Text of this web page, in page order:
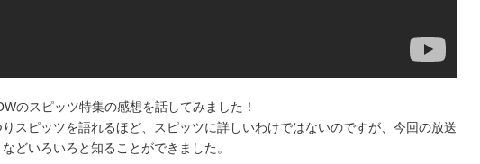
のスピッツ特集の感想を話してみました！
スピッツを語れるほど、スピッツに詳しいわけではないのですが、今回の放送
どいろいろと知ることができました。